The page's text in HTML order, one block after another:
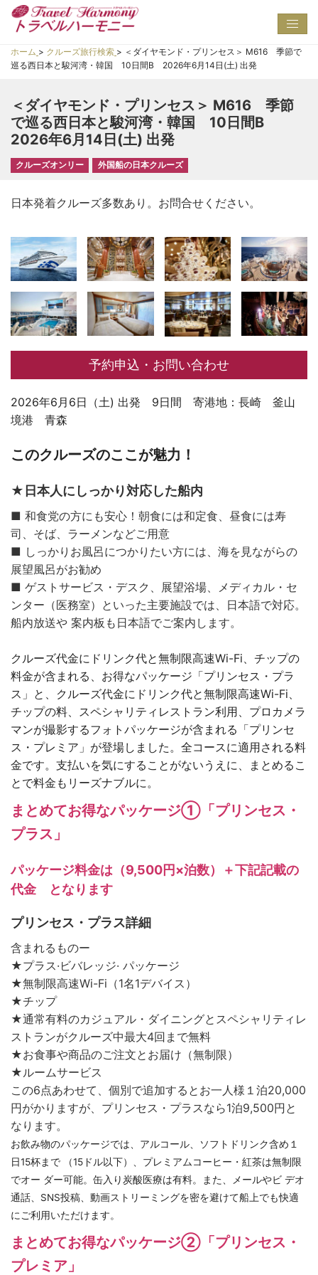
ホーム > クルーズ旅行検索 > ＜ダイヤモンド・プリンセス＞ M616 季節で
巡る西日本と駿河湾・韓国 10日間B 2026年6月14日(土) 出発
＜ダイヤモンド・プリンセス＞ M616 季節
で巡る西日本と駿河湾・韓国 10日間B
2026年6月14日(土) 出発
クルーズオンリー 外国船の日本クルーズ
日本発着クルーズ多数あり。お問合せください。
予約申込・お問い合わせ
2026年6月6日（土) 出発 9日間 寄港地：長崎 釜山
境港 青森
このクルーズのここが魅力！
★日本人にしっかり対応した船内
■ 和食党の方にも安心！朝食には和定食、昼食には寿
司、そば、ラーメンなどご用意
■ しっかりお風呂につかりたい方には、海を見ながらの
展望風呂がお勧め
■ ゲストサービス・デスク、展望浴場、メディカル・セ
ンター（医務室）といった主要施設では、日本語で対応。
船内放送や 案内板も日本語でご案内します。
クルーズ代金にドリンク代と無制限高速Wi-Fi、チップの
料金が含まれる、お得なパッケージ「プリンセス・プラ
ス」と、クルーズ代金にドリンク代と無制限高速Wi-Fi、
チップの料、スペシャリティレストラン利用、プロカメラ
マンが撮影するフォトパッケージが含まれる「プリンセ
ス・プレミア」が登場しました。全コースに適用される料
金です。支払いを気にすることがないうえに、まとめるこ
とで料金もリーズナブルに。
まとめてお得なパッケージ①「プリンセス・
プラス」
パッケージ料金は（9,500円×泊数）＋下記記載の
代金 となります
プリンセス・プラス詳細
含まれるものー
★プラス·ビバレッジ· パッケージ
★無制限高速Wi-Fi（1名1デバイス）
★チップ
★通常有料のカジュアル・ダイニングとスペシャリティレ
ストランがクルーズ中最大4回まで無料
★お食事や商品のご注文とお届け（無制限）
★ルームサービス
この6点あわせて、個別で追加するとお一人様１泊20,000
円がかりますが、プリンセス・プラスなら1泊9,500円と
なります。
お飲み物のパッケージでは、アルコール、ソフトドリンク含め１
日15杯まで （15ドル以下）、プレミアムコーヒー・紅茶は無制限
でオー ダー可能。缶入り炭酸医療は有料。また、メールやビ デオ
通話、SNS投稿、動画ストリーミングを密を避けて船上でも快適
にご利用いただけます。
まとめてお得なパッケージ②「プリンセス・
プレミア」